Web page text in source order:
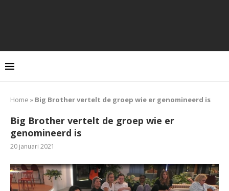
Home » Big Brother vertelt de groep wie er genomineerd is
Big Brother vertelt de groep wie er
genomineerd is
20 januari 2021